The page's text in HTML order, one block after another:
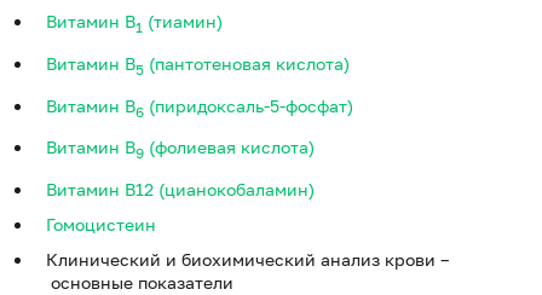
Витамин B1 (тиамин)
Витамин B5 (пантотеновая кислота)
Витамин B6 (пиридоксаль-5-фосфат)
Витамин B9 (фолиевая кислота)
Витамин В12 (цианокобаламин)
Гомоцистеин
Клинический и биохимический анализ крови –
основные показатели